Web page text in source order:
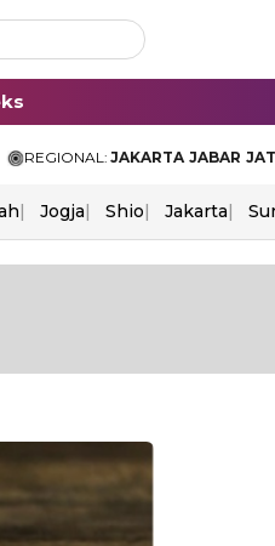
REGIONAL: JAKARTA JABAR
Jogja Shio Jakarta